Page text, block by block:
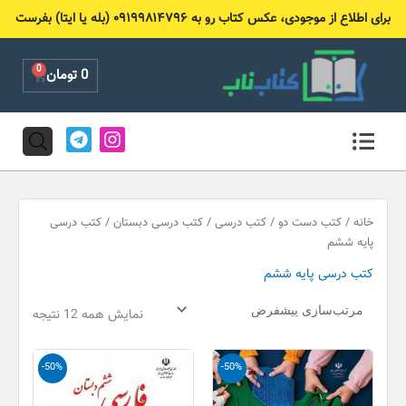
برای اطلاع از موجودی، عکس کتاب رو به ۰۹۱۹۹۸۱۴۷۹۶ (بله یا ایتا) بفرست
0تومان 0
Cart
I
n
s
a
g
T
e
l
g
r خانه / کتب دست دو / کتب درسی / کتب درسی دبستان / کتب درسی
پایه ششم
کتب درسی پایه ششم
نمایش همه 12 نتیجه
-50%
قیمت
اصلی
60,000 تومان
بود.
قیمت
فعلی
است.
-50%
قیمت
اصلی
80,000 تومان
بود.
قیمت
فعلی